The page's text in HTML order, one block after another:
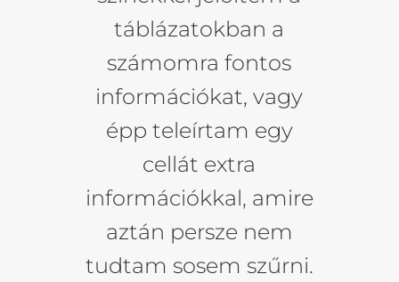
táblázatokban a
számomra fontos
információkat, vagy
épp teleírtam egy
cellát extra
információkkal, amire
aztán persze nem
tudtam sosem szűrni.